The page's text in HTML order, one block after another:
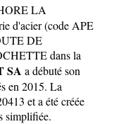
LA
d'acier (code APE
DE
dans la
SA a débuté son
en 2015. La
et a été créée
simplifiée.